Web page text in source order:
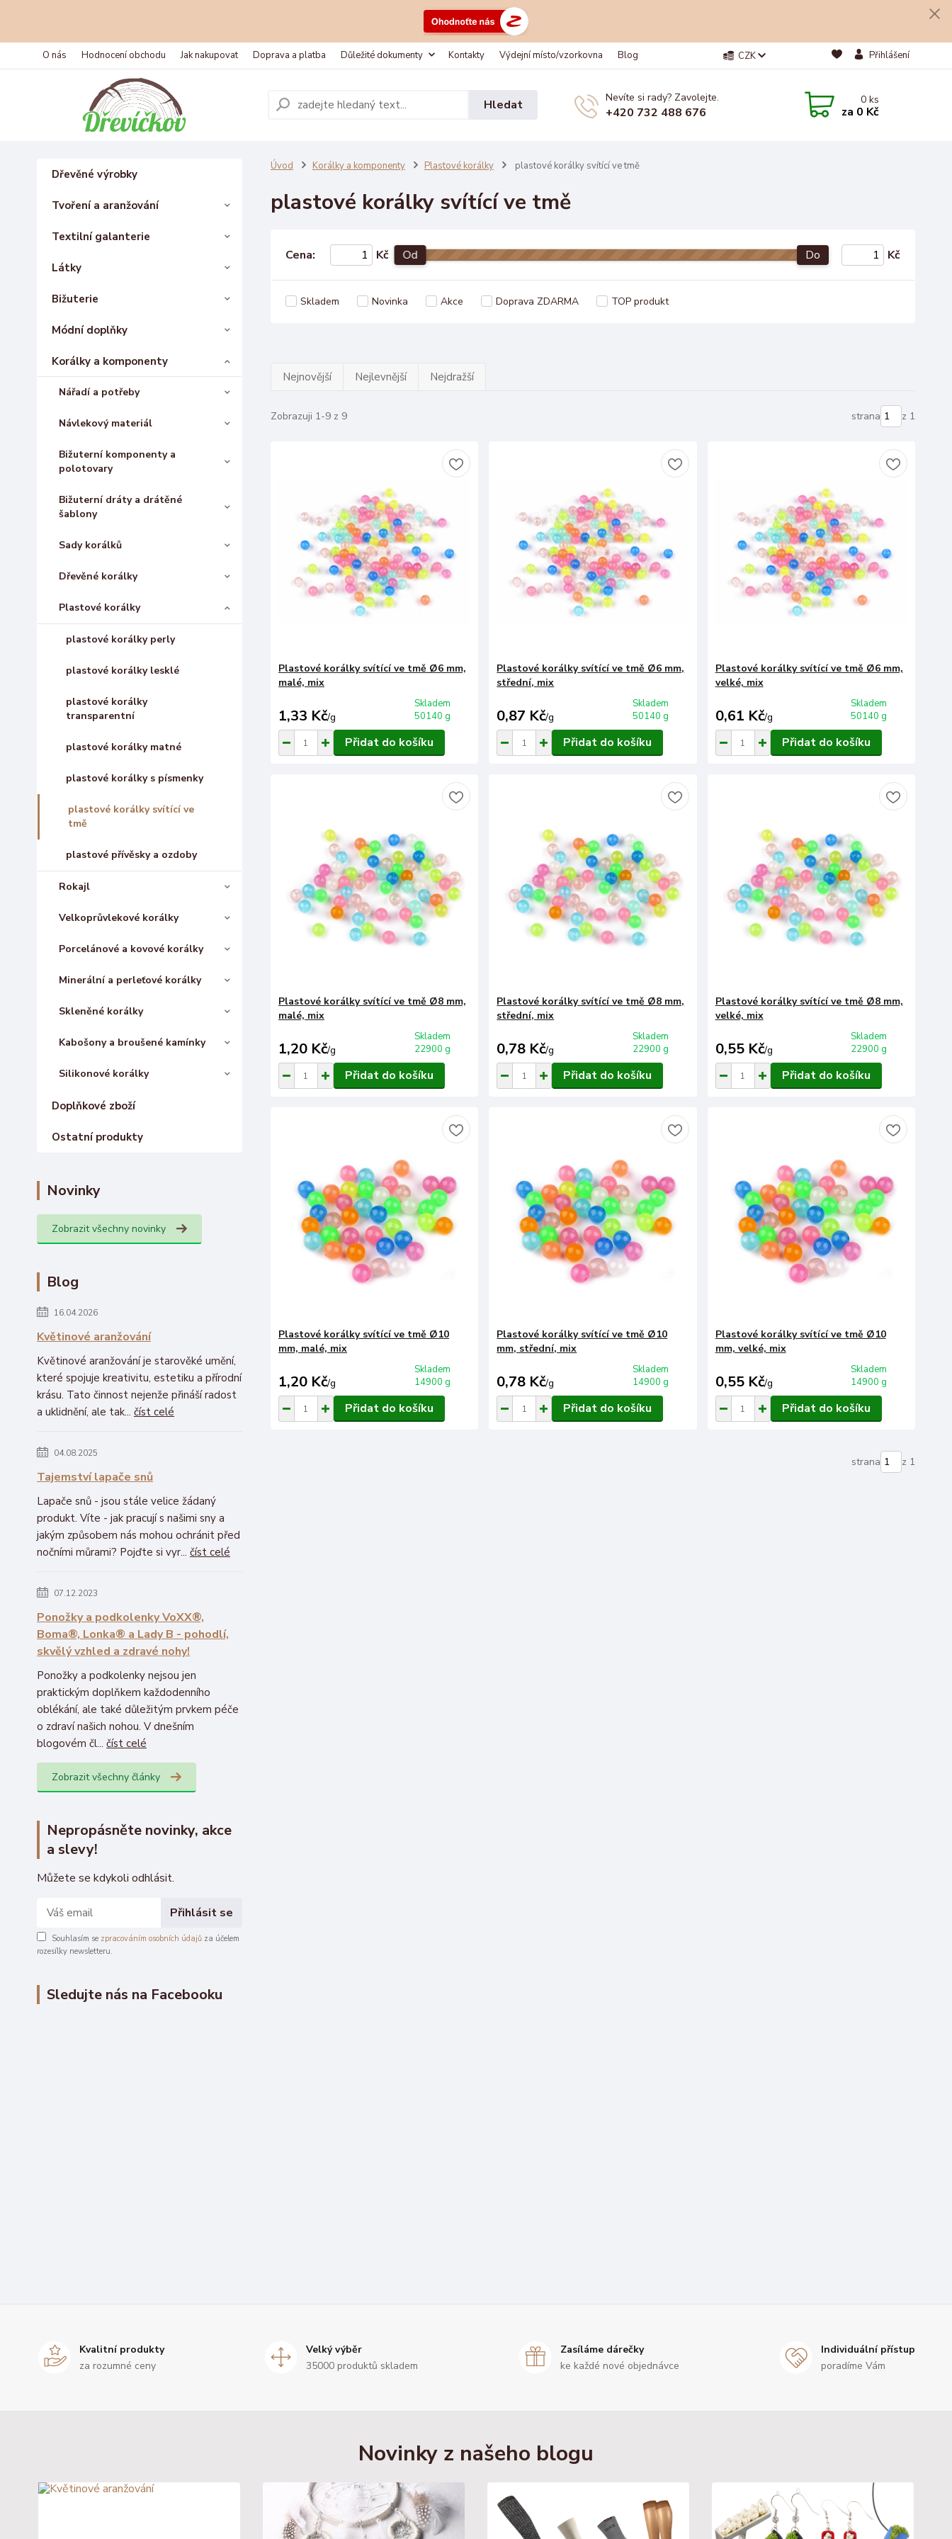
O nás Hodnocení obchodu Jak nakupovat Doprava a platba Důležité dokumenty Kontakty Výdejní místo/vzorkovna Blog CZK Přihlášení
Hledat Nevíte si rady? Zavolejte.
+420 732 488 676
0ks
za 0 Kč
Dřevěné výrobky
Tvoření a aranžování
Textilní galanterie
Látky
Bižuterie
Módní doplňky
Korálky a komponenty
Nářadí a potřeby
Návlekový materiál
Bižuterní komponenty a
polotovary
Bižuterní dráty a drátěné
šablony
Sady korálků
Dřevěné korálky
Plastové korálky
plastové korálky perly
plastové korálky lesklé
plastové korálky
transparentní
plastové korálky matné
plastové korálky s písmenky
plastové korálky svítící ve
tmě
plastové přívěsky a ozdoby
Rokajl
Velkoprůvlekové korálky
Porcelánové a kovové korálky
Minerální a perleťové korálky
Skleněné korálky
Kabošony a broušené kamínky
Silikonové korálky
Doplňkové zboží
Ostatní produkty
Novinky
Zobrazit všechny novinky
Blog
16.04.2026
Květinové aranžování
Květinové aranžování je starověké umění,
které spojuje kreativitu, estetiku a přírodní
krásu. Tato činnost nejenže přináší radost
a uklidnění, ale tak... číst celé
04.08.2025
Tajemství lapače snů
Lapače snů - jsou stále velice žádaný
produkt. Víte - jak pracují s našimi sny a
jakým způsobem nás mohou ochránit před
nočními můrami? Pojďte si vyr... číst celé
07.12.2023
Ponožky a podkolenky VoXX®,
Boma®, Lonka® a Lady B - pohodlí,
skvělý vzhled a zdravé nohy!
Ponožky a podkolenky nejsou jen
praktickým doplňkem každodenního
oblékání, ale také důležitým prvkem péče
o zdraví našich nohou. V dnešním
blogovém čl... číst celé
Zobrazit všechny články
Nepropásněte novinky, akce
a slevy!
Můžete se kdykoli odhlásit.
Přihlásit se
Souhlasím se zpracováním osobních údajů za účelem
rozesílky newsletteru.
Sledujte nás na Facebooku
Úvod Korálky a komponenty Plastové korálky plastové korálky svítící ve tmě
plastové korálky svítící ve tmě
Cena: Kč Od Do Kč
Skladem Novinka Akce Doprava ZDARMA TOP produkt
Nejnovější Nejlevnější Nejdražší
Zobrazuji 1-9 z 9 strana z 1
Plastové korálky svítící ve tmě Ø6 mm,
malé, mix
1,33 Kč/g
Skladem
50140 g
Přidat do košíku
Plastové korálky svítící ve tmě Ø6 mm,
střední, mix
0,87 Kč/g
Skladem
50140 g
Přidat do košíku
Plastové korálky svítící ve tmě Ø6 mm,
velké, mix
0,61 Kč/g
Skladem
50140 g
Přidat do košíku
Plastové korálky svítící ve tmě Ø8 mm,
malé, mix
1,20 Kč/g
Skladem
22900 g
Přidat do košíku
Plastové korálky svítící ve tmě Ø8 mm,
střední, mix
0,78 Kč/g
Skladem
22900 g
Přidat do košíku
Plastové korálky svítící ve tmě Ø8 mm,
velké, mix
0,55 Kč/g
Skladem
22900 g
Přidat do košíku
Plastové korálky svítící ve tmě Ø10
mm, malé, mix
1,20 Kč/g
Skladem
14900 g
Přidat do košíku
Plastové korálky svítící ve tmě Ø10
mm, střední, mix
0,78 Kč/g
Skladem
14900 g
Přidat do košíku
Plastové korálky svítící ve tmě Ø10
mm, velké, mix
0,55 Kč/g
Skladem
14900 g
Přidat do košíku
strana z 1
Kvalitní produkty
za rozumné ceny
Velký výběr
35000 produktů skladem
Zasíláme dárečky
ke každé nové objednávce
Individuální přístup
poradíme Vám
Novinky z našeho blogu